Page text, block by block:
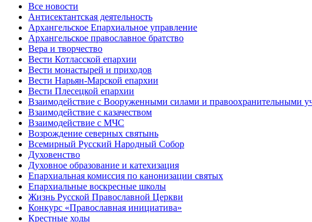
Все новости
Антисектантская деятельность
Архангельское Епархиальное управление
Архангельское православное братство
Вера и творчество
Вести Котласской епархии
Вести монастырей и приходов
Вести Нарьян-Марской епархии
Вести Плесецкой епархии
Взаимодействие с Вооруженными силами и правоохранительными
Взаимодействие с казачеством
Взаимодействие с МЧС
Возрождение северных святынь
Всемирный Русский Народный Собор
Духовенство
Духовное образование и катехизация
Епархиальная комиссия по канонизации святых
Епархиальные воскресные школы
Жизнь Русской Православной Церкви
Конкурс «Православная инициатива»
Крестные ходы